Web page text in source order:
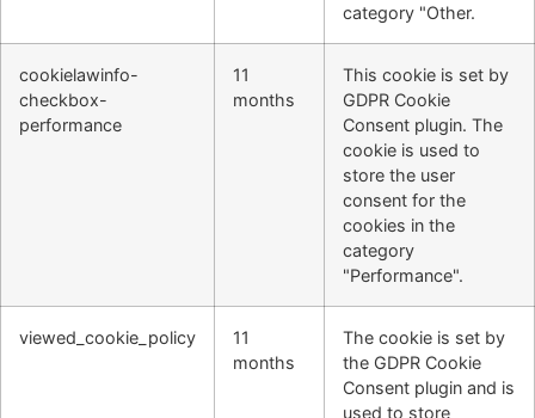
category "Other.
cookielawinfo-
checkbox-
performance
11
months
This cookie is set by
GDPR Cookie
Consent plugin. The
cookie is used to
store the user
consent for the
cookies in the
category
"Performance".
viewed_cookie_policy
11
months
The cookie is set by
the GDPR Cookie
Consent plugin and is
used to store